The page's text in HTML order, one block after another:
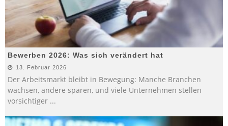
Bewerben 2026: Was sich verändert hat
13. Februar 2026
Der Arbeitsmarkt bleibt in Bewegung: Manche Branchen
wachsen, andere sparen, und viele Unternehmen stellen
vorsichtiger ...